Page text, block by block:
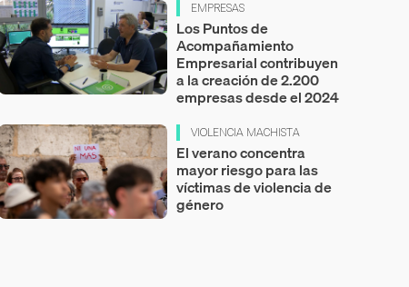
EMPRESAS
Los Puntos de
Acompañamiento
Empresarial contribuyen
a la creación de 2.200
empresas desde el 2024
VIOLENCIA MACHISTA
El verano concentra
mayor riesgo para las
víctimas de violencia de
género